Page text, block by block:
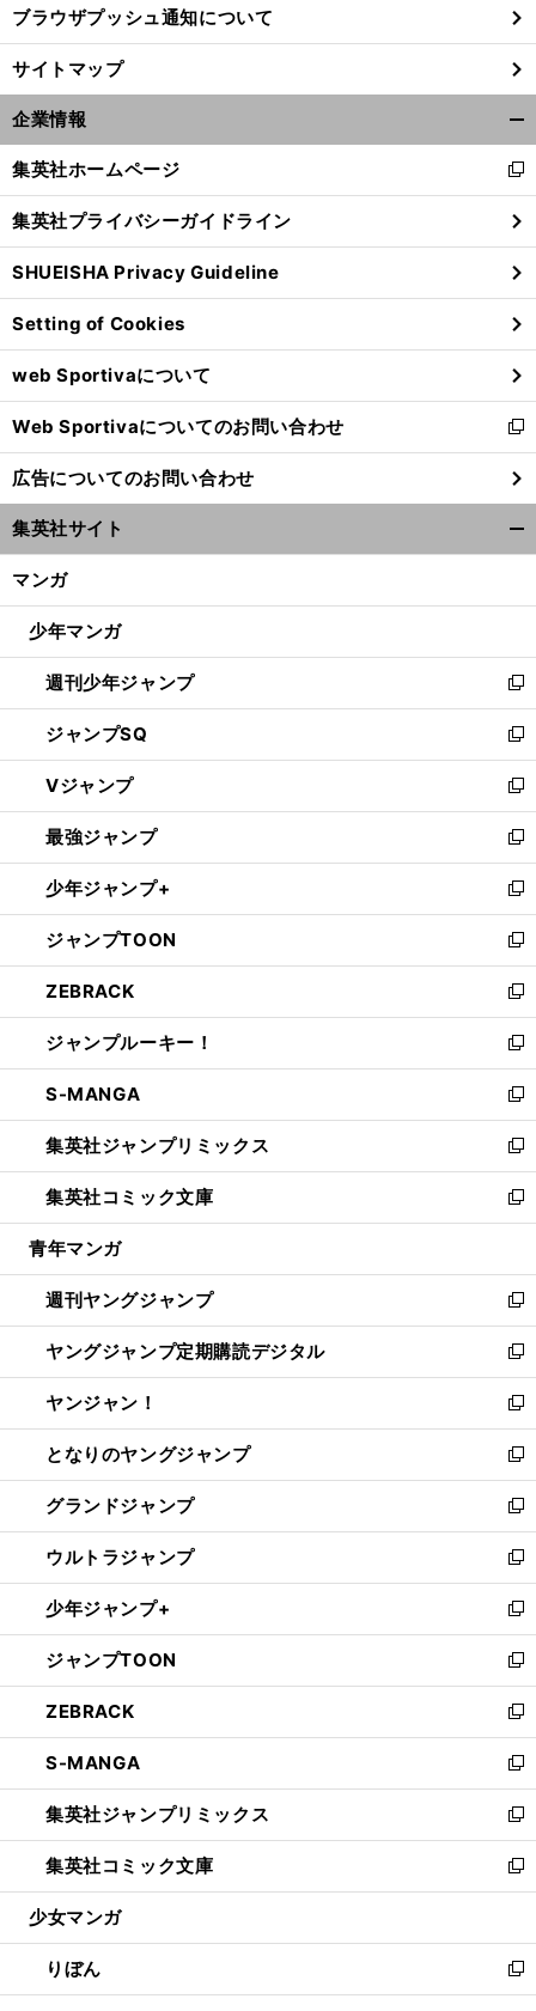
ブラウザプッシュ通知について
サイトマップ
企業情報
閉
る
集英社ホームページ
新
し
い
ウ
ィ
ン
ド
ウ
で
開
く
集英社プライバシーガイドライン
SHUEISHA Privacy Guideline
Setting of Cookies
web Sportivaについて
Web Sportivaについてのお問い合わせ
新
し
い
ウ
ィ
ン
ウ
開
く
広告についてのお問い合わせ
集英社サイト
マンガ
少年マンガ
週刊少年ジャンプ
新
し
い
ウ
ィ
ン
ド
ウ
で
開
く
ジャンプSQ
新
し
い
ウ
ィ
ン
ド
ウ
で
開
く
Vジャンプ
新
し
い
ウ
ィ
ン
ド
ウ
で
開
く
最強ジャンプ
新
し
い
ウ
ィ
ン
ド
ウ
で
開
く
少年ジャンプ+
新
し
い
ウ
ィ
ン
ド
ウ
で
開
く
ジャンプTOON
新
し
い
ウ
ィ
ン
ド
ウ
で
開
く
ZEBRACK
新
し
い
ウ
ィ
ン
ド
ウ
で
開
ジャンプルーキー！
新
し
い
ウ
ィ
ン
ド
ウ
開
く
S-MANGA
新
し
い
ウ
ィ
ン
ウ
で
開
く
集英社ジャンプリミックス
新
し
い
ウ
ン
ド
ウ
で
開
く
集英社コミック文庫
新
し
ウ
ィ
ン
ド
ウ
で
開
く
青年マンガ
週刊ヤングジャンプ
新
し
い
ウ
ィ
ン
ド
ウ
で
開
く
ヤングジャンプ定期購読デジタル
新
し
い
ウ
ィ
ン
ド
ウ
で
開
く
ヤンジャン！
新
し
い
ウ
ィ
ン
ド
ウ
で
開
く
となりのヤングジャンプ
新
し
い
ウ
ィ
ン
ド
ウ
で
開
く
グランドジャンプ
新
し
い
ウ
ィ
ン
ド
ウ
で
開
く
ウルトラジャンプ
新
し
い
ウ
ィ
ン
ド
ウ
で
開
く
少年ジャンプ+
新
し
い
ウ
ィ
ン
ド
ウ
で
開
く
ジャンプTOON
新
し
い
ウ
ィ
ン
ド
ウ
で
開
ZEBRACK
新
し
い
ウ
ィ
ン
ド
ウ
開
く
S-MANGA
新
し
い
ウ
ィ
ン
ウ
で
開
集英社ジャンプリミックス
新
し
い
ウ
ン
ド
ウ
集英社コミック文庫
新
し
ウ
ィ
ン
少女マンガ
りぼん
新
し